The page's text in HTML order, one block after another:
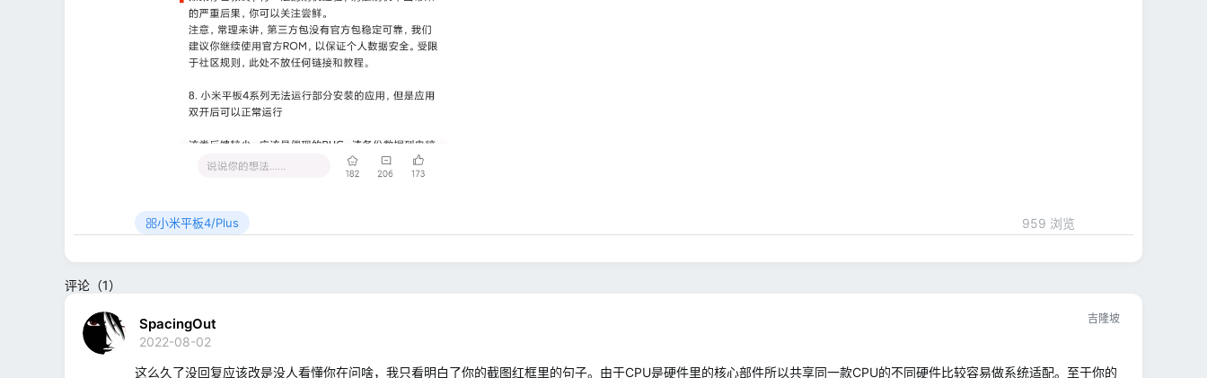
小米平板4/Plus 959 浏览
评论（1）
SpacingOut
2022-08-02
吉隆坡
这么久了没回复应该改是没人看懂你在问啥，我只看明白了你的截图红框里的句子。由于CPU是硬件里的核心部件所以共享同一款CPU的不同硬件比较容易做系统适配。至于你的